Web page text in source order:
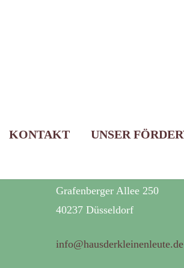
KONTAKT UNSER
BÜROANSCHRIFT
Grafenberger Allee 250
40237 Düsseldorf
info@hausderkleinenleute.de